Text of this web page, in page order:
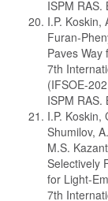
ISPM RAS.
I.P. Koskin,
Furan-
Paves Way
7th
(IFSOE-
ISPM RAS.
I.P. Koskin,
Shumilov,
M.S.
Selectively
for Light-
7th